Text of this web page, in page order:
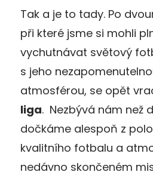
Tak a je to tady. Po
při které jsme si mohli
vychutnávat světový
s jeho
atmosférou, se opět
liga. Nezbývá nám než
dočkáme alespoň z
kvalitního fotbalu a
nedávno skončeném